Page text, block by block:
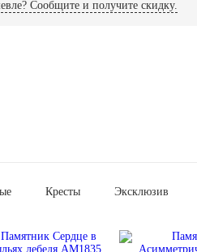
Сообщите и получите скидку.
Кресты Эксклюзив